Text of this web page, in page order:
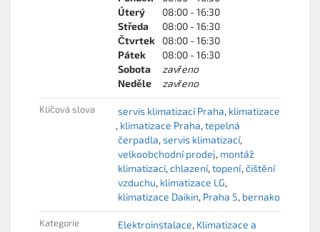
Úterý
08:00 - 16:30
Středa
08:00 - 16:30
Čtvrtek
08:00 - 16:30
Pátek
08:00 - 16:30
Sobota
zavřeno
Neděle
zavřeno
Klíčová slova servis klimatizací Praha klimatizace
klimatizace Praha tepelná
čerpadla servis klimatizací
velkoobchodní prodej montáž
klimatizací chlazení topení čištění
vzduchu klimatizace LG
klimatizace Daikin Praha 5 bernako
Kategorie Elektroinstalace Klimatizace a